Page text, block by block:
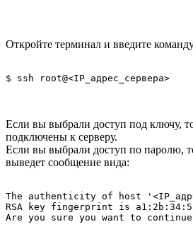
Откройте терминал и введите
Если вы выбрали доступ под ключу,
подключены к серверу.
Если вы выбрали доступ по паролю,
выведет сообщение вида:
The authenticity of host
RSA key fingerprint is